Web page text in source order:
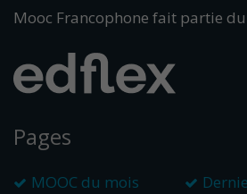
Mooc Francophone fait partie
Pages
MOOC du mois